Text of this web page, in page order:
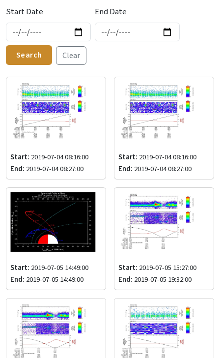
Start Date End Date
Search Clear
Start: 2019-07-04 08:16:00
End: 2019-07-04 08:27:00
Start: 2019-07-04 08:16:00
End: 2019-07-04 08:27:00
Start: 2019-07-05 14:49:00
End: 2019-07-05 14:49:00
Start: 2019-07-05 15:27:00
End: 2019-07-05 19:32:00